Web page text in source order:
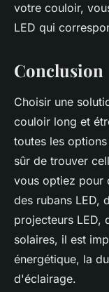
votre couloir,
LED qui
Conclusion
Choisir une
couloir long et
toutes les
sûr de trouver
vous optiez pour
des rubans LED,
projecteurs LED,
solaires, il est
énergétique, la
d'éclairage.